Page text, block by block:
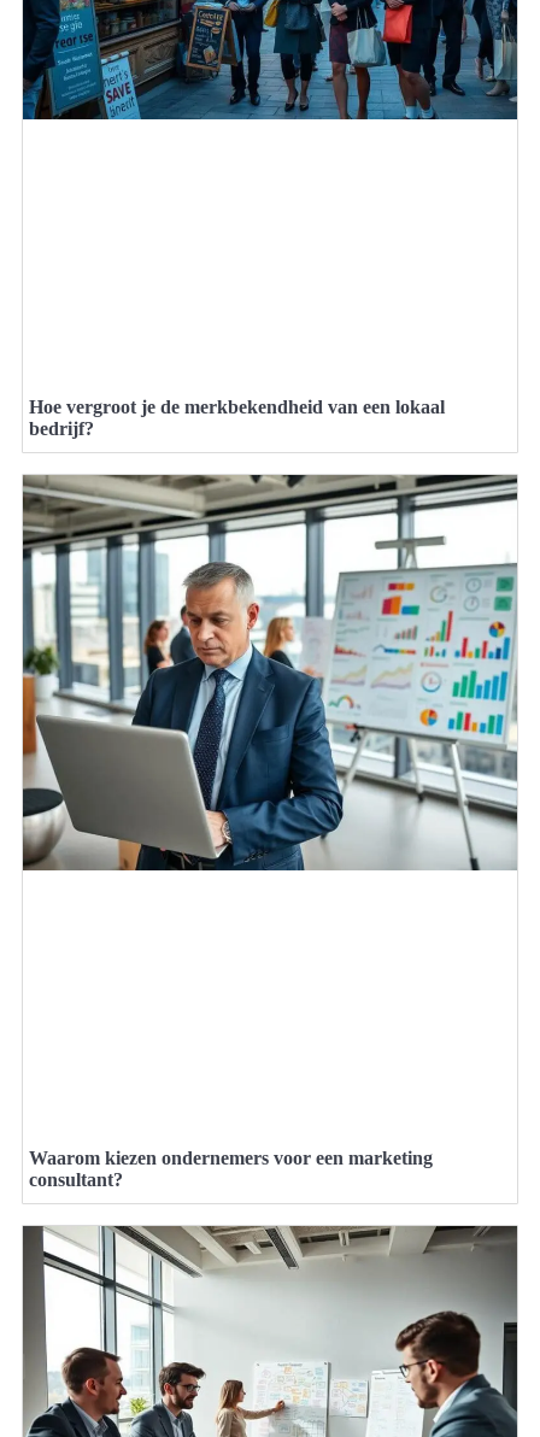
Hoe vergroot je de merkbekendheid van een lokaal
bedrijf?
Waarom kiezen ondernemers voor een marketing
consultant?